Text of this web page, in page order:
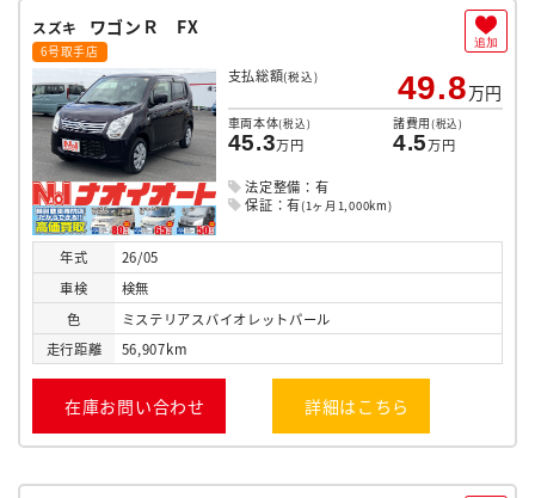
スズキ ワゴンＲ FX
6号取手店
支払総額(税込) 49.8万円
車両本体(税込)
45.3万円
諸費用(税込)
4.5万円
法定整備：有
保証：有(1ヶ月1,000km)
年式
26/05
車検
検無
色
ミステリアスバイオレットパール
走行距離 56,907km
在庫お問い合わせ 詳細はこちら
追加